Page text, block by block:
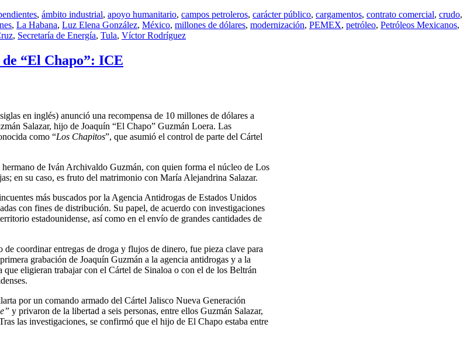
, ámbito industrial, apoyo humanitario, campos petroleros, carácter público, cargamentos, contrato comercial, crudo,
, La Habana, Luz Elena González, México, millones de dólares, modernización, PEMEX, petróleo, Petróleos Mexicanos,
, Secretaría de Energía, Tula, Víctor Rodríguez
“El Chapo”: ICE
en inglés) anunció una recompensa de 10 millones de dólares a
Salazar, hijo de Joaquín “El Chapo” Guzmán Loera. Las
como “Los Chapitos”, que asumió el control de parte del Cártel
de Iván Archivaldo Guzmán, con quien forma el núcleo de Los
en su caso, es fruto del matrimonio con María Alejandrina Salazar.
más buscados por la Agencia Antidrogas de Estados Unidos
con fines de distribución. Su papel, de acuerdo con investigaciones
estadounidense, así como en el envío de grandes cantidades de
coordinar entregas de droga y flujos de dinero, fue pieza clave para
grabación de Joaquín Guzmán a la agencia antidrogas y a la
eligieran trabajar con el Cártel de Sinaloa o con el de los Beltrán
por un comando armado del Cártel Jalisco Nueva Generación
y privaron de la libertad a seis personas, entre ellos Guzmán Salazar,
las investigaciones, se confirmó que el hijo de El Chapo estaba entre